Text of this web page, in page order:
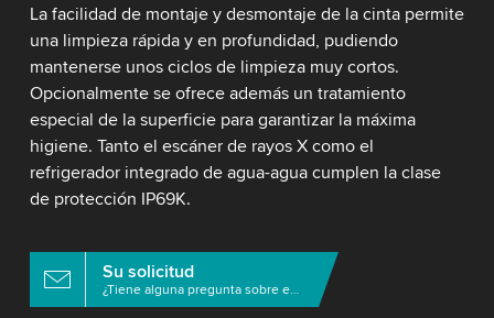
La facilidad de montaje y desmontaje de la cinta permite
una limpieza rápida y en profundidad, pudiendo
mantenerse unos ciclos de limpieza muy cortos.
Opcionalmente se ofrece además un tratamiento
especial de la superficie para garantizar la máxima
higiene. Tanto el escáner de rayos X como el
refrigerador integrado de agua-agua cumplen la clase
de protección IP69K.
Su solicitud
¿Tiene alguna pregunta sobre este producto?